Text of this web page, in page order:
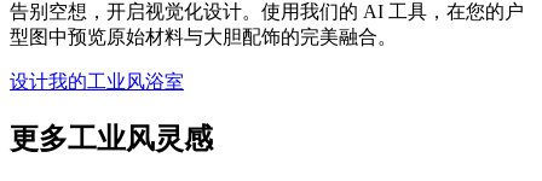
告别空想，开启视觉化设计。使用我们的 AI 工具，在您的户
型图中预览原始材料与大胆配饰的完美融合。
设计我的工业风浴室
更多工业风灵感